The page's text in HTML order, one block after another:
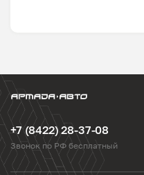
+7 (8422) 28-37-08
Звонок по РФ бесплатный